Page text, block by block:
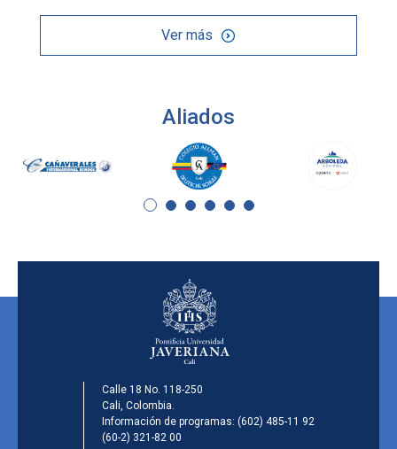
Ver más
Aliados
Calle 18 No. 118-250
Cali, Colombia.
Información de programas: (602) 485-11 92
(60-2) 321-82 00